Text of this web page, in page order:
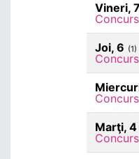
Vineri, 7
Joi, 6 (1)
Marţi, 4